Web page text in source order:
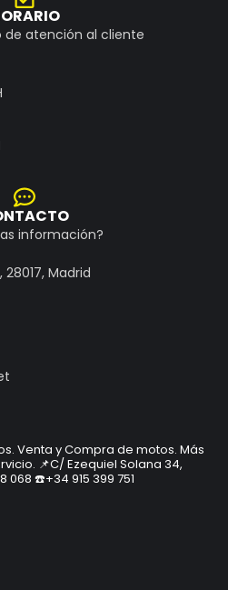
de atención al cliente
información?
Madrid
Venta y Compra de motos. Más
📌C/ Ezequiel Solana 34,
068 ☎️+34 915 399 751